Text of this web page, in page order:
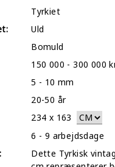
Tyrkiet
Uld
Bomuld
150 000 - 300 000
5 - 10 mm
20-50 år
234 x 163
6 - 9 arbejdsdage
Dette Tyrkisk